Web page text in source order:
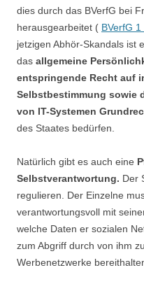
dies durch das BVerfG bei
herausgearbeitet ( BVerfG
jetzigen Abhör-Skandals ist
das allgemeine
entspringende Recht auf
Selbstbestimmung sowie
von IT-Systemen
des Staates bedürfen.
Natürlich gibt es auch eine
Selbstverantwortung. Der
regulieren. Der Einzelne
verantwortungsvoll mit
welche Daten er sozialen
zum Abgriff durch von ihm
Werbenetzwerke